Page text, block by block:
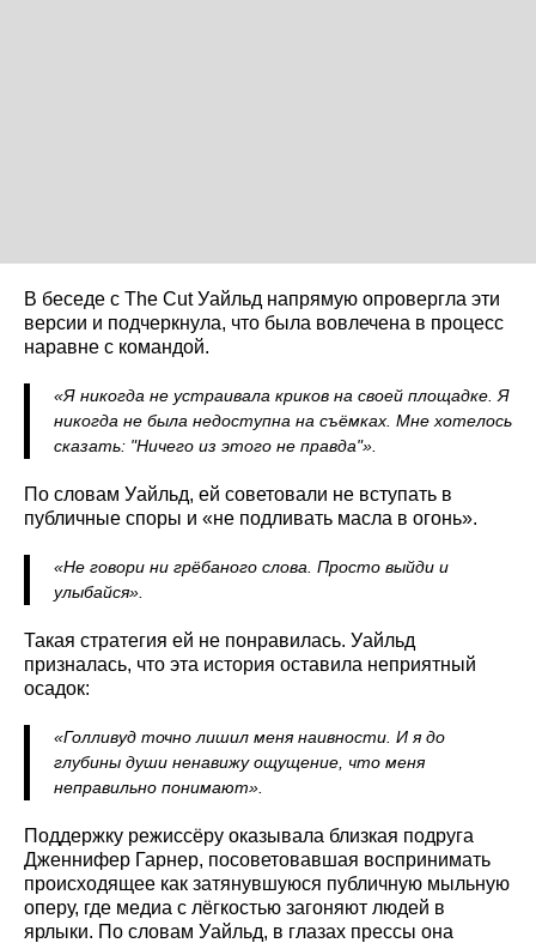
В беседе с The Cut Уайльд напрямую опровергла эти
версии и подчеркнула, что была вовлечена в процесс
наравне с командой.
«Я никогда не устраивала криков на своей площадке. Я
никогда не была недоступна на съёмках. Мне хотелось
сказать: "Ничего из этого не правда"».
По словам Уайльд, ей советовали не вступать в
публичные споры и «не подливать масла в огонь».
«Не говори ни грёбаного слова. Просто выйди и
улыбайся».
Такая стратегия ей не понравилась. Уайльд
призналась, что эта история оставила неприятный
осадок:
«Голливуд точно лишил меня наивности. И я до
глубины души ненавижу ощущение, что меня
неправильно понимают».
Поддержку режиссёру оказывала близкая подруга
Дженнифер Гарнер, посоветовавшая воспринимать
происходящее как затянувшуюся публичную мыльную
оперу, где медиа с лёгкостью загоняют людей в
ярлыки. По словам Уайльд, в глазах прессы она